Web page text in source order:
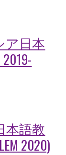
ア日本
本語教
2020)